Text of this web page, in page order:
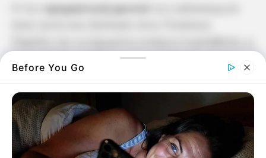
τρομακτική φωτιά
φωτιά ήταν μεγάλη και συνεχίστηκε και τις
βραδινές ώρες.
Μία νύχτα αγωνίας πέρασαν οι κάτοικοι της
Εύβοιας με τηνφωτιάνα δημιουργεί
εφιαλτικές στιγμές. Παρόλη την προσπάθεια
των εναέριων μέσων πυρόσβεσης, τα οποία
Before You Go